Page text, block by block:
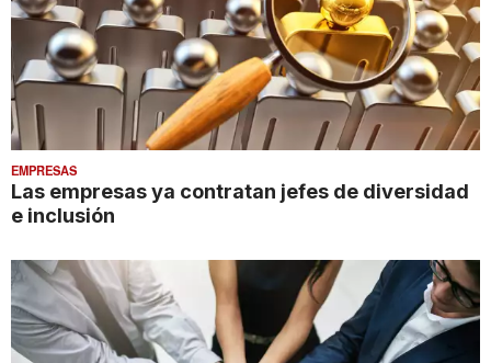
EMPRESAS
Las empresas ya contratan jefes de diversidad
e inclusión